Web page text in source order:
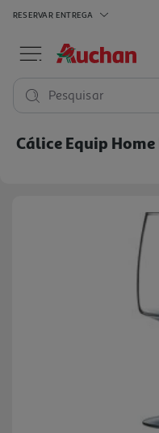
RESERVAR ENTREGA
Pesquisar
Cálice Equip